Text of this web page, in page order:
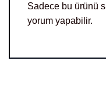
Sadece bu ürünü
yorum yapabilir.